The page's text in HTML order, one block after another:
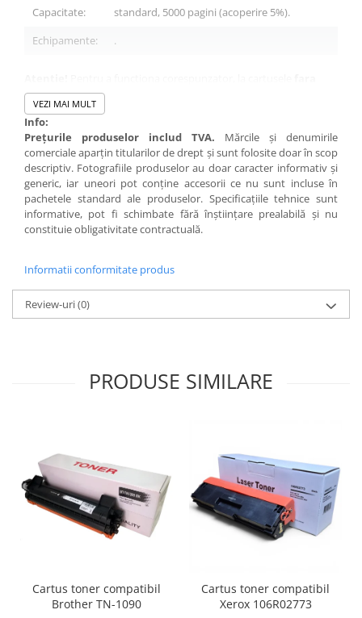
Capacitate:
standard, 5000 pagini (acoperire 5%).
Echipamente:
.
chiptrebuie instalat chipul de pe cartusul vechi pe cartusul nou.
VEZI MAI MULT
Info:
Preţurile produselor includ TVA. Mărcile şi denumirile
comerciale aparţin titularilor de drept şi sunt folosite doar în scop
descriptiv. Fotografiile produselor au doar caracter informativ şi
generic, iar uneori pot conţine accesorii ce nu sunt incluse în
pachetele standard ale produselor. Specificaţiile tehnice sunt
informative, pot fi schimbate fără înştiinţare prealabilă şi nu
constituie obligativitate contractuală.
Informatii conformitate produs
Review-uri(0)
PRODUSE SIMILARE
Cartus toner compatibil
Brother TN-1090
Cartus toner compatibil
Xerox 106R02773